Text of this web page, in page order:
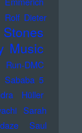
Rolf Dieter
Music
Run-DMC
Sababa 5
Hüller
Sarah
Saul